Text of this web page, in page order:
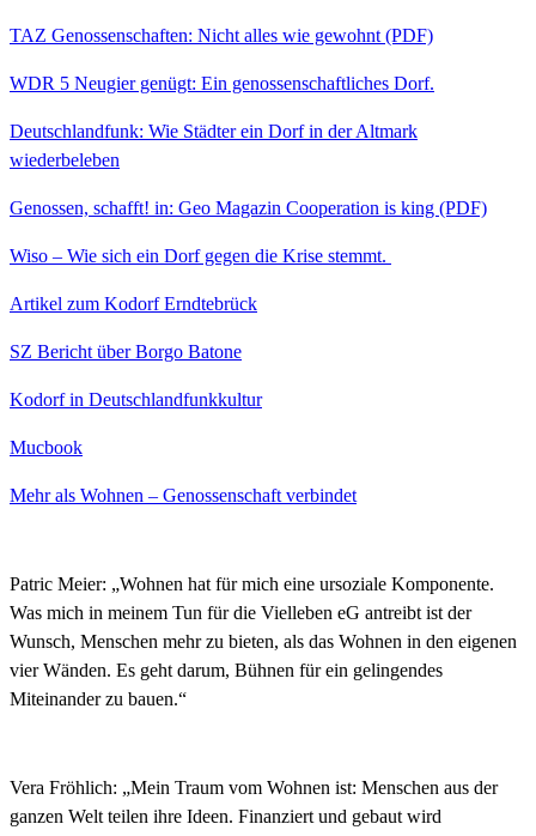
TAZ Genossenschaften: Nicht alles wie gewohnt (PDF)
WDR 5 Neugier genügt: Ein genossenschaftliches Dorf.
Deutschlandfunk: Wie Städter ein Dorf in der Altmark
wiederbeleben
Genossen, schafft! in: Geo Magazin Cooperation is king (PDF)
Wiso – Wie sich ein Dorf gegen die Krise stemmt.
Artikel zum Kodorf Erndtebrück
SZ Bericht über Borgo Batone
Kodorf in Deutschlandfunkkultur
Mucbook
Mehr als Wohnen – Genossenschaft verbindet
Patric Meier: „Wohnen hat für mich eine ursoziale Komponente.
Was mich in meinem Tun für die Vielleben eG antreibt ist der
Wunsch, Menschen mehr zu bieten, als das Wohnen in den eigenen
vier Wänden. Es geht darum, Bühnen für ein gelingendes
Miteinander zu bauen.“
Vera Fröhlich: „Mein Traum vom Wohnen ist: Menschen aus der
ganzen Welt teilen ihre Ideen. Finanziert und gebaut wird